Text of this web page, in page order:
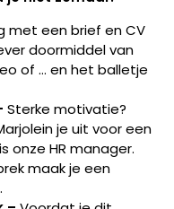
met een brief en CV
doormiddel van
of … en het balletje
Sterke motivatie?
je uit voor een
onze HR manager.
maak je een